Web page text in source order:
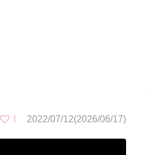
2022/07/12(2026/06/17)
1